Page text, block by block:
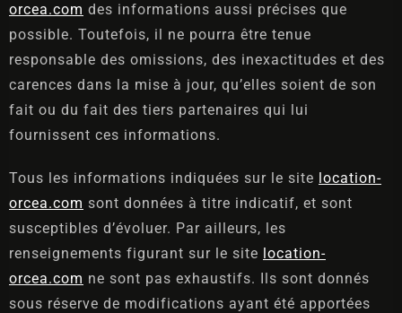
orcea.com des informations aussi précises que
possible. Toutefois, il ne pourra être tenue
responsable des omissions, des inexactitudes et des
carences dans la mise à jour, qu’elles soient de son
fait ou du fait des tiers partenaires qui lui
fournissent ces informations.
Tous les informations indiquées sur le site location-
orcea.com sont données à titre indicatif, et sont
susceptibles d’évoluer. Par ailleurs, les
renseignements figurant sur le site location-
orcea.com ne sont pas exhaustifs. Ils sont donnés
sous réserve de modifications ayant été apportées